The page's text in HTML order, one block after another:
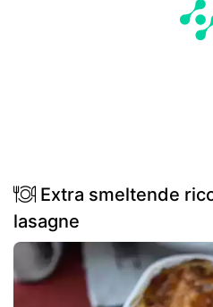
Extra smeltende
lasagne